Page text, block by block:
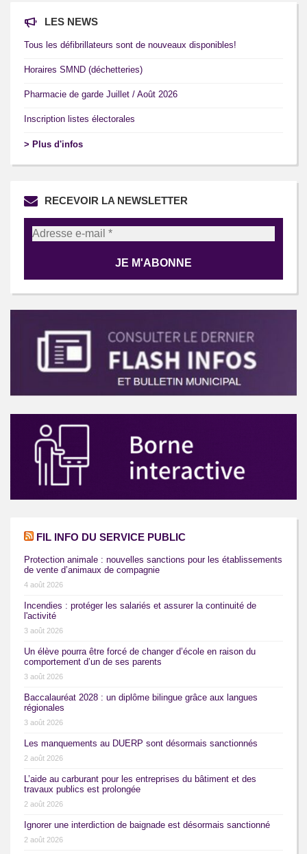
LES NEWS
Tous les défibrillateurs sont de nouveaux disponibles!
Horaires SMND (déchetteries)
Pharmacie de garde Juillet / Août 2026
Inscription listes électorales
> Plus d'infos
RECEVOIR LA NEWSLETTER
FIL INFO DU SERVICE PUBLIC
Protection animale : nouvelles sanctions pour les établissements
de vente d’animaux de compagnie
4 août 2026
Incendies : protéger les salariés et assurer la continuité de
l'activité
3 août 2026
Un élève pourra être forcé de changer d’école en raison du
comportement d’un de ses parents
3 août 2026
Baccalauréat 2028 : un diplôme bilingue grâce aux langues
régionales
3 août 2026
Les manquements au DUERP sont désormais sanctionnés
2 août 2026
L’aide au carburant pour les entreprises du bâtiment et des
travaux publics est prolongée
2 août 2026
Ignorer une interdiction de baignade est désormais sanctionné
2 août 2026